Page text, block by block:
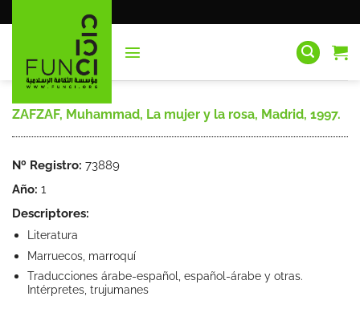
al
ZAFZAF, Muhammad, La mujer y la rosa, Madrid, 1997.
Nº Registro: 73889
Año: 1
Descriptores:
Literatura
Marruecos, marroquí
Traducciones árabe-español, español-árabe y otras.
Intérpretes, trujumanes